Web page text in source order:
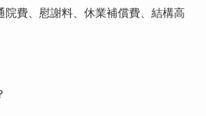
院費、慰謝料、休業補償費、結構高